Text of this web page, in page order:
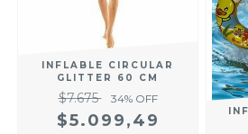
INFLABLE CIRCULAR
GLITTER 60 CM
$7.675 34% OFF
$5.099,49